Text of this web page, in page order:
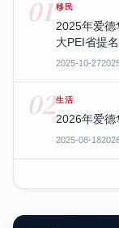
01 移民
2025年爱
大PEI省提
2025-10-27
02生活
2026年爱
2025-08-18